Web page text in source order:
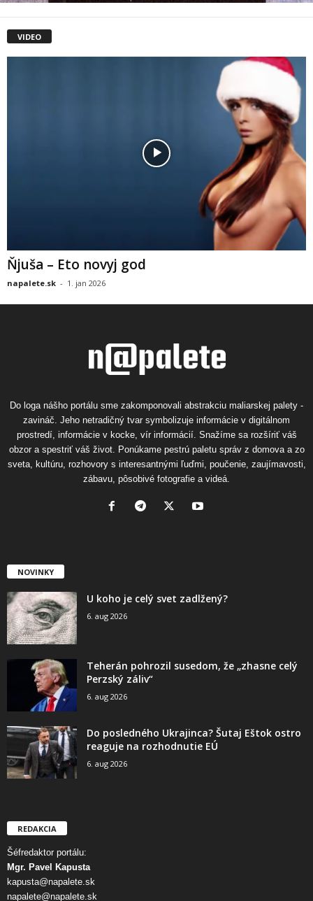
VIDEO
Ňjuša – Eto novyj god
napalete.sk - 1. jan 2026
Do loga nášho portálu sme zakomponovali abstrakciu maliarskej palety -
zavináč. Jeho netradičný tvar symbolizuje informácie v digitálnom
prostredí, informácie v kocke, vír informácií. Snažíme sa rozšíriť váš
obzor a spestriť váš život. Ponúkame pestrú paletu správ z domova a zo
sveta, kultúru, rozhovory s interesantnými ľuďmi, poučenie, zaujímavosti,
zábavu, pôsobivé fotografie a videá.
NOVINKY
U koho je celý svet zadlžený?
6. aug 2026
Teherán pohrozil susedom, že „zhasne celý
Perzský záliv“
6. aug 2026
Do posledného Ukrajinca? Šutaj Eštok ostro
reaguje na rozhodnutie EÚ
6. aug 2026
REDAKCIA
Šéfredaktor portálu:
Mgr. Pavel Kapusta
kapusta@napalete.sk
napalete@napalete.sk